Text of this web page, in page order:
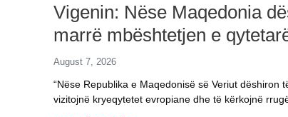
Vigenin: Nëse Maqedonia
marrë mbështetjen e
August 7, 2026
“Nëse Republika e Maqedonisë së Veriut
vizitojnë kryeqytetet evropiane dhe të kërkojnë